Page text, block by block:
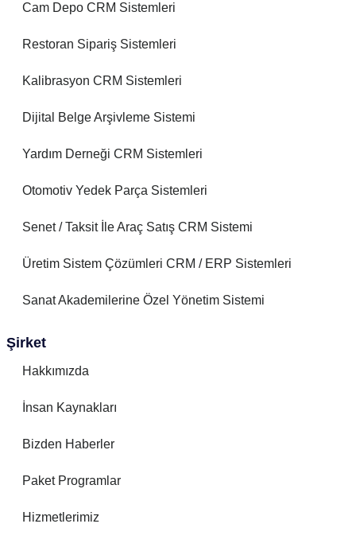
Cam Depo CRM Sistemleri
Restoran Sipariş Sistemleri
Kalibrasyon CRM Sistemleri
Dijital Belge Arşivleme Sistemi
Yardım Derneği CRM Sistemleri
Otomotiv Yedek Parça Sistemleri
Senet / Taksit İle Araç Satış CRM Sistemi
Üretim Sistem Çözümleri CRM / ERP Sistemleri
Sanat Akademilerine Özel Yönetim Sistemi
Şirket
Hakkımızda
İnsan Kaynakları
Bizden Haberler
Paket Programlar
Hizmetlerimiz